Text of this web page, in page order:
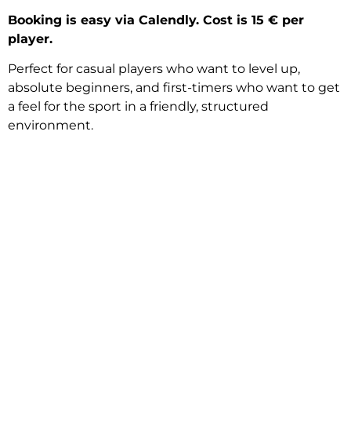
Booking is easy via Calendly. Cost is 15 € per
player.
Perfect for casual players who want to level up,
absolute beginners, and first-timers who want to get
a feel for the sport in a friendly, structured
environment.